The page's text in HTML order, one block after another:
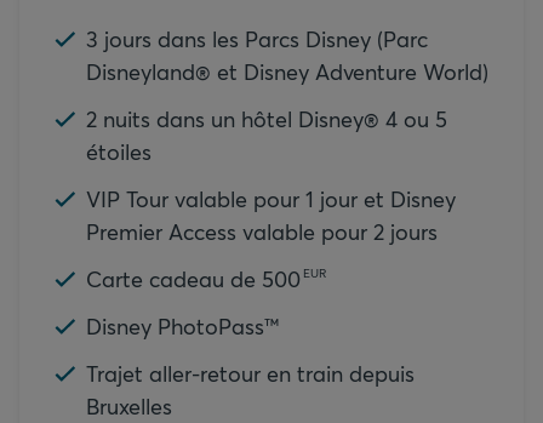
3 jours dans les Parcs Disney (Parc
Disneyland® et Disney Adventure World)
2 nuits dans un hôtel Disney® 4 ou 5
étoiles
VIP Tour valable pour 1 jour et Disney
Premier Access valable pour 2 jours
Carte cadeau de 500 EUR
Disney PhotoPass™
Trajet aller-retour en train depuis
Bruxelles